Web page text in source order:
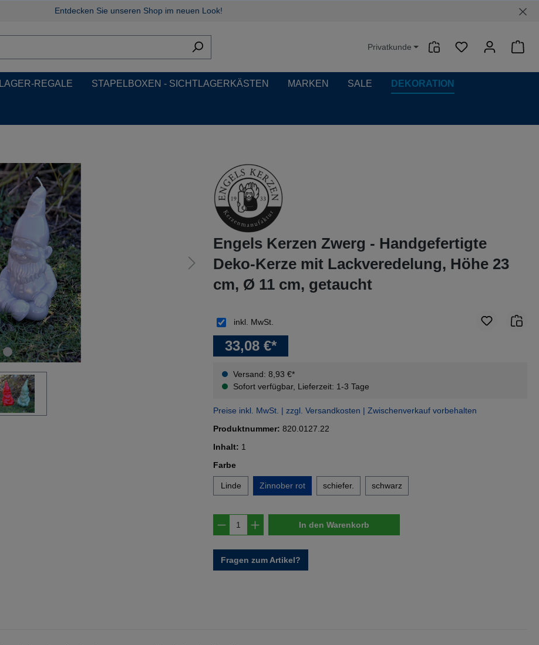
Entdecken Sie unseren Shop im neuen Look!
Privatkunde
LAGER-REGALE STAPELBOXEN - SICHTLAGERKÄSTEN MARKEN SALE DEKORATION
Engels Kerzen Zwerg - Handgefertigte
Deko-Kerze mit Lackveredelung, Höhe 23
cm, Ø 11 cm, getaucht
33,08 €*
Versand: 8,93 €*
Sofort verfügbar, Lieferzeit: 1-3 Tage
inkl. MwSt.
Preise inkl. MwSt. | zzgl. Versandkosten | Zwischenverkauf vorbehalten
Produktnummer: 820.0127.22
Inhalt: 1
Farbeauswählen
Linde Zinnober rot schiefer. schwarz
Produkt Anzahl: Gib den gewünschten Wert ein
In den Warenkorb
Fragen zum Artikel?